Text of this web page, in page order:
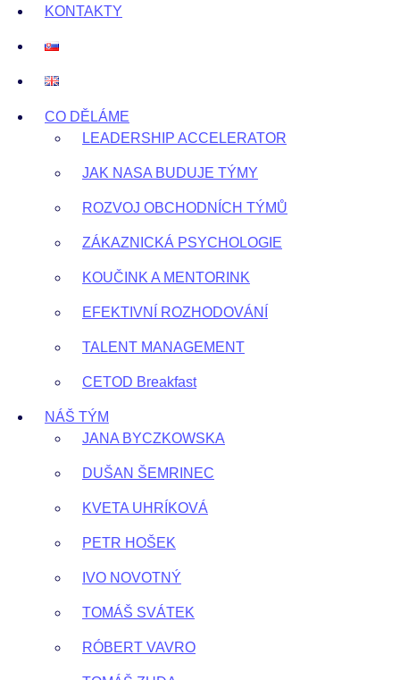
KONTAKTY
CO DĚLÁME
LEADERSHIP ACCELERATOR
JAK NASA BUDUJE TÝMY
ROZVOJ OBCHODNÍCH TÝMŮ
ZÁKAZNICKÁ PSYCHOLOGIE
KOUČINK A MENTORINK
EFEKTIVNÍ ROZHODOVÁNÍ
TALENT MANAGEMENT
CETOD Breakfast
NÁŠ TÝM
JANA BYCZKOWSKA
DUŠAN ŠEMRINEC
KVETA UHRÍKOVÁ
PETR HOŠEK
IVO NOVOTNÝ
TOMÁŠ SVÁTEK
RÓBERT VAVRO